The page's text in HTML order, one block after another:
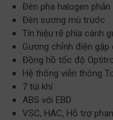
Đèn pha halogen
Đèn sương mù trước
Tín hiệu rẽ phía cánh
Gương chỉnh điện gập
Đồng hồ tốc độ
Hệ thống viễn thông
7 túi khí
ABS với EBD
VSC, HAC, Hỗ trợ